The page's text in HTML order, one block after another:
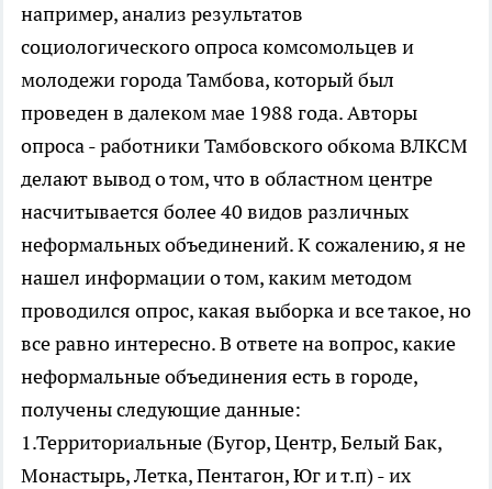
например, анализ результатов
социологического опроса комсомольцев и
молодежи города Тамбова, который был
проведен в далеком мае 1988 года. Авторы
опроса - работники Тамбовского обкома ВЛКСМ
делают вывод о том, что в областном центре
насчитывается более 40 видов различных
неформальных объединений. К сожалению, я не
нашел информации о том, каким методом
проводился опрос, какая выборка и все такое, но
все равно интересно. В ответе на вопрос, какие
неформальные объединения есть в городе,
получены следующие данные:
1.Территориальные (Бугор, Центр, Белый Бак,
Монастырь, Летка, Пентагон, Юг и т.п) - их